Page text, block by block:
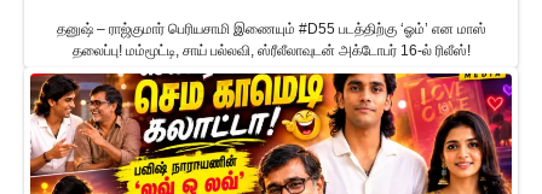
தனுஷ் – ராஜ்குமார் பெரியசாமி இணையும் #D55 படத்திற்கு ‘ஓம்’ என மாஸ்
தலைப்பு! மம்மூட்டி, சாய் பல்லவி, ஸ்ரீலீலாவுடன் அக்டோபர் 16-ல் ரிலீஸ்!